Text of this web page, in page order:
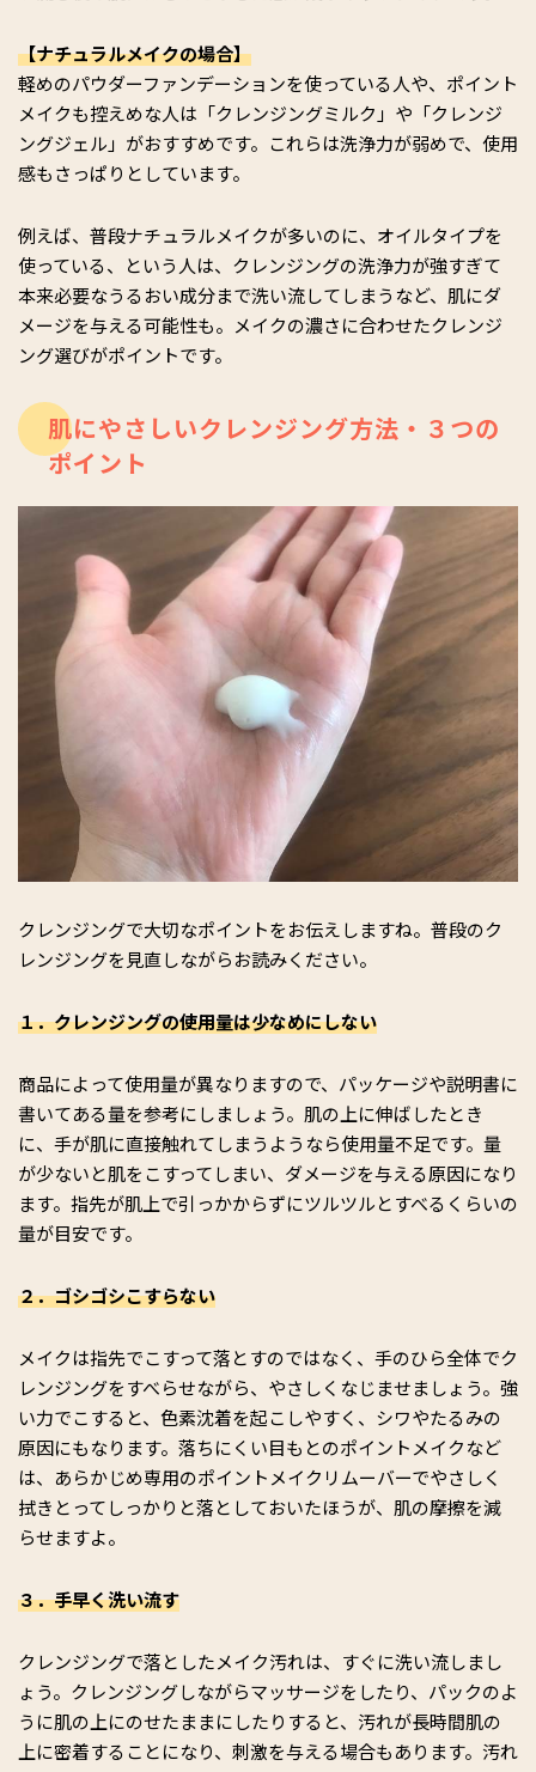
【ナチュラルメイクの場合】
軽めのパウダーファンデーションを使っている人や、ポイント
メイクも控えめな人は「クレンジングミルク」や「クレンジ
ングジェル」がおすすめです。これらは洗浄力が弱めで、使用
感もさっぱりとしています。
例えば、普段ナチュラルメイクが多いのに、オイルタイプを
使っている、という人は、クレンジングの洗浄力が強すぎて
本来必要なうるおい成分まで洗い流してしまうなど、肌にダ
メージを与える可能性も。メイクの濃さに合わせたクレンジ
ング選びがポイントです。
肌にやさしいクレンジング方法・３つの
ポイント
クレンジングで大切なポイントをお伝えしますね。普段のク
レンジングを見直しながらお読みください。
１．クレンジングの使用量は少なめにしない
商品によって使用量が異なりますので、パッケージや説明書に
書いてある量を参考にしましょう。肌の上に伸ばしたとき
に、手が肌に直接触れてしまうようなら使用量不足です。量
が少ないと肌をこすってしまい、ダメージを与える原因になり
ます。指先が肌上で引っかからずにツルツルとすべるくらいの
量が目安です。
２．ゴシゴシこすらない
メイクは指先でこすって落とすのではなく、手のひら全体でク
レンジングをすべらせながら、やさしくなじませましょう。強
い力でこすると、色素沈着を起こしやすく、シワやたるみの
原因にもなります。落ちにくい目もとのポイントメイクなど
は、あらかじめ専用のポイントメイクリムーバーでやさしく
拭きとってしっかりと落としておいたほうが、肌の摩擦を減
らせますよ。
３．手早く洗い流す
クレンジングで落としたメイク汚れは、すぐに洗い流しまし
ょう。クレンジングしながらマッサージをしたり、パックのよ
うに肌の上にのせたままにしたりすると、汚れが長時間肌の
上に密着することになり、刺激を与える場合もあります。汚れ